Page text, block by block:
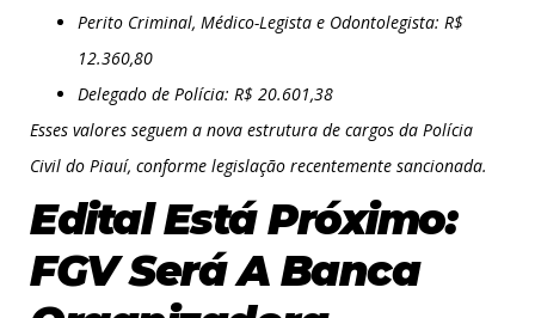
Perito Criminal, Médico-Legista e Odontolegista: R$
12.360,80
Delegado de Polícia: R$ 20.601,38
Esses valores seguem a nova estrutura de cargos da Polícia
Civil do Piauí, conforme legislação recentemente sancionada.
Edital Está Próximo:
FGV Será A Banca